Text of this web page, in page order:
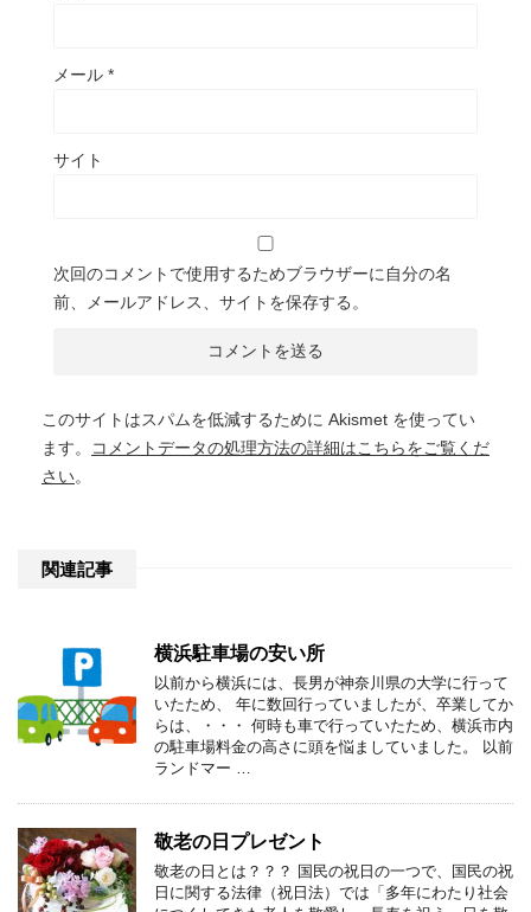
メール *
サイト
次回のコメントで使用するためブラウザーに自分の名
前、メールアドレス、サイトを保存する。
このサイトはスパムを低減するために Akismet を使ってい
ます。
コメントデータの処理方法の詳細はこちらをご覧くだ
さい。
関連記事
横浜駐車場の安い所
以前から横浜には、長男が神奈川県の大学に行って
いたため、 年に数回行っていましたが、卒業してか
らは、・・・ 何時も車で行っていたため、横浜市内
の駐車場料金の高さに頭を悩ましていました。 以前
ランドマー …
敬老の日プレゼント
敬老の日とは？？？ 国民の祝日の一つで、国民の祝
日に関する法律（祝日法）では「多年にわたり社会